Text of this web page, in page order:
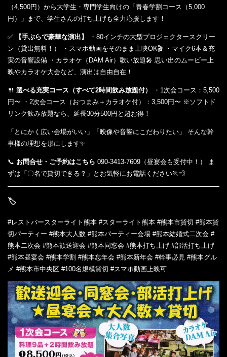
（4,500円）から大学生・専門学生向けの「青春学割コース（5,000
円）」まで、学生さんの打ち上げも全力応援します！
✅ 【手ぶらで豪華な演出】
・80インチの大型プロジェクタースクリー
ン（貸出無料！） ・スマホ動画をそのまま上映OK🎬 ・マイク6本＆充
実の音響設備 ・カラオケ（DAM Air）歌い放題🎤 思い出のムービー上
映やカラオケ大会など、演出は自由自在！
🍴 選べる充実コース（すべて2時間飲み放題付）
・1次会コース：5,500
円〜 ・2次会コース（おつまみ＋カラオケ付）：3,500円〜 ※ソフトド
リンク飲み放題なら、延長30分500円と超お得！
「とにかく広い会場がいい」「映像や音響にこだわりたい」 そんな幹
事様の理想を形にします✨
📞 お問合せ・ご予約はこちら 090-3413-7609（昼宴会も受付中！） ま
ずは「〇名で貸切できる？」とお気軽にお電話ください🏃💨
🏷️
#レストバースターライト熊本 #スターライト熊本 #熊本市貸切 #熊本貸
切パーティー #熊本大人数 #熊本パーティー会場 #熊本結婚式二次会 #
熊本二次会 #熊本歓送迎会 #熊本同窓会 #熊本打ち上げ #部活打ち上げ
#熊本昼宴会 #熊本学割 #熊本忘年会 #熊本新年会 #幹事必見 #熊本グル
メ #熊本市中央区 #100名規模貸切 #スマホ動画上映可